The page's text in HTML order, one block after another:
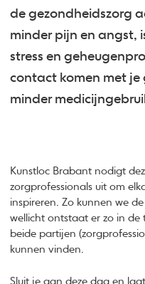
de gezondheidszorg
minder pijn en angst,
stress en
contact komen met je
minder
Kunstloc Brabant nodigt
zorgprofessionals uit om
inspireren. Zo kunnen we
wellicht ontstaat er zo in de
beide partijen
kunnen vinden.
Sluit je aan deze dag en